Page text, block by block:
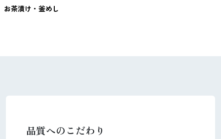
お茶漬け・釜めし
品質へのこだわり